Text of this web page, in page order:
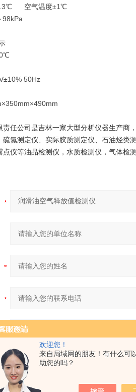
欢迎您！
来自局域网的朋友！有什么可
助您的吗？
空气温度±1℃
98kPa
50Hz
任公司是吉林一家大型分析仪器生产商
硫氮测定仪、实际胶质测定仪、石油烃类
仪等油品检测仪，水质检测仪，气体检